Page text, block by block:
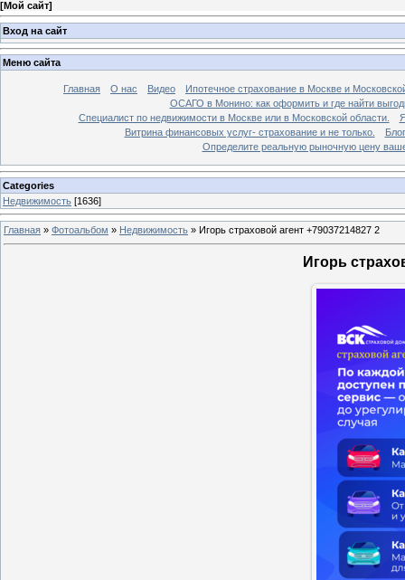
[Мой сайт]
Вход на сайт
Меню сайта
Главная О нас Видео
Ипотечное страхование в Москве и
ОСАГО в Монино: как оформить и где найти
Специалист по недвижимости в Москве или в Московской области.
Витрина финансовых услуг- страхование и не только.
Блог
Определите реальную рыночную цену
Categories
Недвижимость [1636]
Главная » Фотоальбом » Недвижимость » Игорь страховой агент +79037214827 2
Игорь